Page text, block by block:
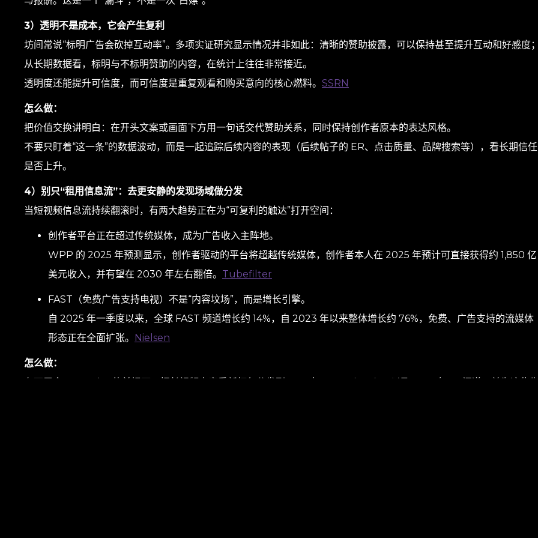
3）透明不是成本，它会产生复利
坊间常说“标明广告会砍掉互动率”。多项实证研究显示情况并非如此：清晰的赞助披露，可以保持甚至提升互动和好感度
从长期数据看，标明与不标明赞助的内容，在统计上往往非常接近。
透明度还能提升可信度，而可信度是重复观看和购买意向的核心燃料。 SSRN
怎么做：
把价值交换讲明白：在开头文案或画面下方用一句话交代赞助关系，同时保持创作者原本的表达风格。
不要只盯着“这一条”的数据波动，而是一起追踪后续内容的表现（后续帖子的 ER、点击质量、品牌搜索等），看长期信任
是否上升。
4）别只“租用信息流”：去更安静的发现场域做分发
当短视频信息流持续翻滚时，有两大趋势正在为“可复利的触达”打开空间：
创作者平台正在超过传统媒体，成为广告收入主阵地。
WPP 的 2025 年预测显示，创作者驱动的平台将超越传统媒体，创作者本人在 2025 年预计可直接获得约 1,850 亿
美元收入，并有望在 2030 年左右翻倍。 Tubefilter
FAST（免费广告支持电视）不是“内容坟场”，而是增长引擎。
自 2025 年一季度以来，全球 FAST 频道增长约 14%，自 2023 年以来整体增长约 76%，免费、广告支持的流媒体
形态正在全面扩张。 Nielsen
怎么做：
在不蚕食 YouTube 的前提下，把长视频内容重新打包分发到 MSN/Start、Bing 入口以及 FAST/CTV 渠道，并为这些